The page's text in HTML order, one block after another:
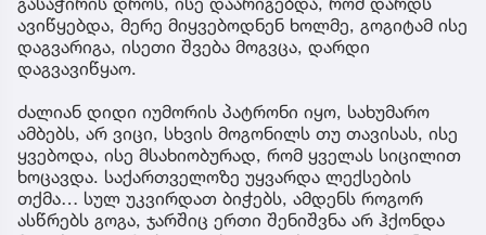
ავიწყებდა, მერე მიყვებოდნენ ხოლმე, გოგიტამ ისე
დაგვარიგა, ისეთი შვება მოგვცა, დარდი
დაგვავიწყაო.
ძალიან დიდი იუმორის პატრონი იყო, სახუმარო
ამბებს, არ ვიცი, სხვის მოგონილს თუ თავისას, ისე
ყვებოდა, ისე მსახიობურად, რომ ყველას სიცილით
ხოცავდა. საქართველოზე უყვარდა ლექსების
თქმა… სულ უკვირდათ ბიჭებს, ამდენს როგორ
ასწრებს გოგა, ჯარშიც ერთი შენიშვნა არ ჰქონდა